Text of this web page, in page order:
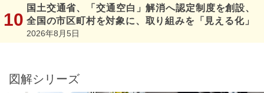
国土交通省、「交通空白」解消へ認定制度を創設、
全国の市区町村を対象に、取り組みを「見える化」
2026年8月5日
図解シリーズ